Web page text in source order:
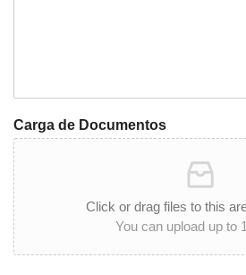
Carga de Documentos
Click or drag files to this
You can upload up to